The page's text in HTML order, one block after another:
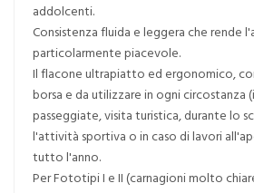
addolcenti.
Consistenza fluida e leggera che rende
particolarmente piacevole.
Il flacone ultrapiatto ed ergonomico,
borsa e da utilizzare in ogni circostanza
passeggiate, visita turistica, durante lo
l'attività sportiva o in caso di lavori
tutto l'anno.
Per Fototipi I e II (carnagioni molto